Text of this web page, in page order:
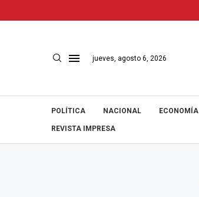
jueves, agosto 6, 2026
POLÍTICA NACIONAL ECONOMÍA
REVISTA IMPRESA